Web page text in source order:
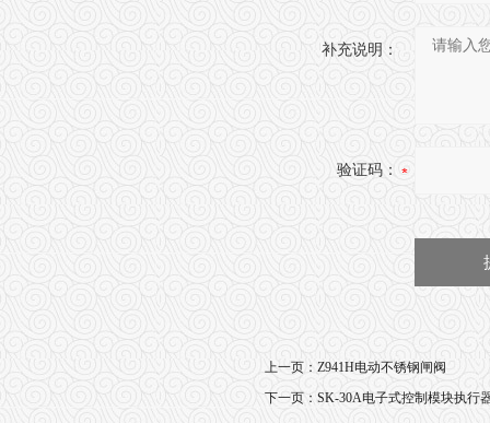
补充说明：
验证码：
上一页： Z941H电动不锈钢闸阀
下一页： SK-30A电子式控制模块执行